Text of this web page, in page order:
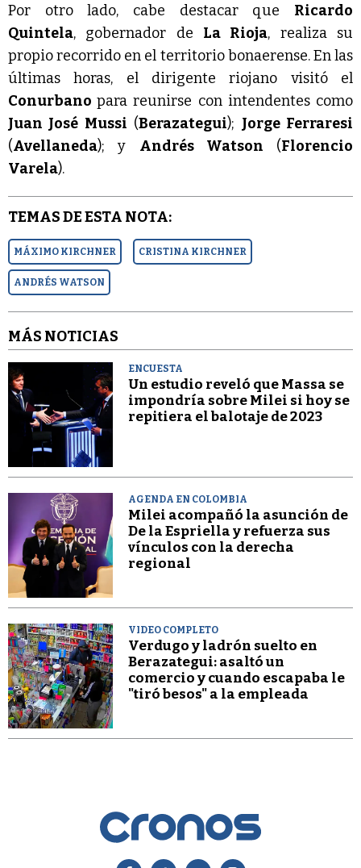
Por otro lado, cabe destacar que Ricardo
Quintela, gobernador de La Rioja, realiza su
propio recorrido en el territorio bonaerense. En las
últimas horas, el dirigente riojano visitó el
Conurbanopara reunirse con intendentes como
Juan José Mussi (Berazategui); Jorge Ferraresi
(Avellaneda); y Andrés Watson (Florencio
Varela).
TEMAS DE ESTA NOTA:
MÁXIMO KIRCHNER CRISTINA KIRCHNER
ANDRÉS WATSON
MÁS NOTICIAS
ENCUESTA
Un estudio reveló que Massa se
impondría sobre Milei si hoy se
repitiera el balotaje de 2023
AGENDA EN COLOMBIA
Milei acompañó la asunción de
De la Espriella y refuerza sus
vínculos con la derecha
regional
VIDEO COMPLETO
Verdugo y ladrón suelto en
Berazategui: asaltó un
comercio y cuando escapaba le
"tiró besos" a la empleada